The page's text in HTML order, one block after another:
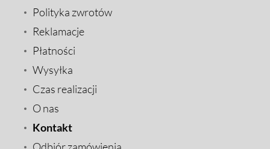
Polityka zwrotów
Reklamacje
Płatności
Wysyłka
Czas realizacji
O nas
Kontakt